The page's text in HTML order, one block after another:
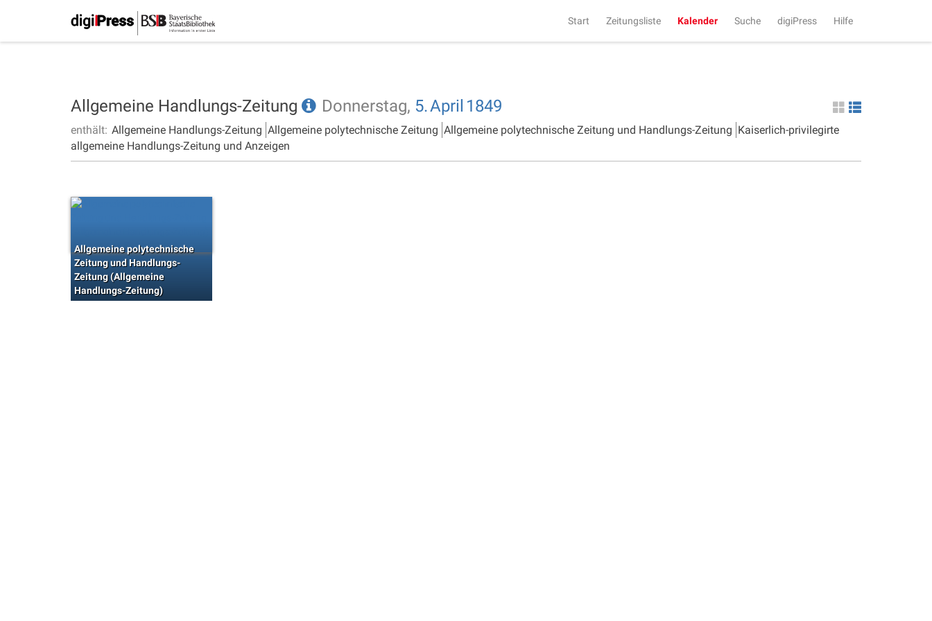
Start Zeitungsliste Kalender Suche digiPress Hilfe
Allgemeine Handlungs-Zeitung Donnerstag, 5.April 1849
enthält: Allgemeine Handlungs-Zeitung Allgemeine polytechnische Zeitung Allgemeine polytechnische Zeitung und Handlungs-Zeitung Kaiserlich-privilegirte
allgemeine Handlungs-Zeitung und Anzeigen
Allgemeine polytechnische
Zeitung und Handlungs-
Zeitung (Allgemeine
Handlungs-Zeitung)